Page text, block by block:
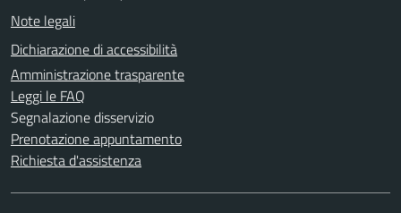
Note legali
Dichiarazione di accessibilità
Amministrazione trasparente
Leggi le FAQ
Segnalazione disservizio
Prenotazione appuntamento
Richiesta d'assistenza